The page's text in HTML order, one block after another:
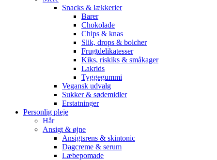
Snacks & lækkerier
Barer
Chokolade
Chips & knas
Slik, drops & bolcher
Frugtdelikatesser
Kiks, riskiks & småkager
Lakrids
Tyggegummi
Vegansk udvalg
Sukker & sødemidler
Erstatninger
Personlig pleje
Hår
Ansigt & øjne
Ansigtsrens & skintonic
Dagcreme & serum
Læbepomade